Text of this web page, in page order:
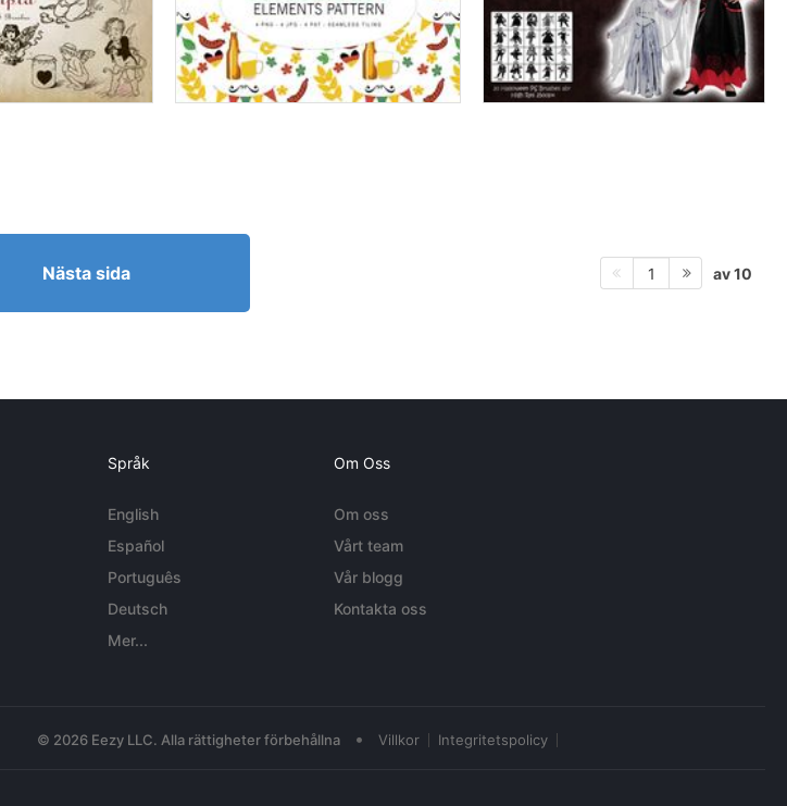
Nästa sida 1 av 10
Språk
English
Español
Português
Deutsch
Mer...
Om Oss
Om oss
Vårt team
Vår blogg
Kontakta oss
© 2026 Eezy LLC. Alla rättigheter förbehållna • Villkor Integritetspolicy